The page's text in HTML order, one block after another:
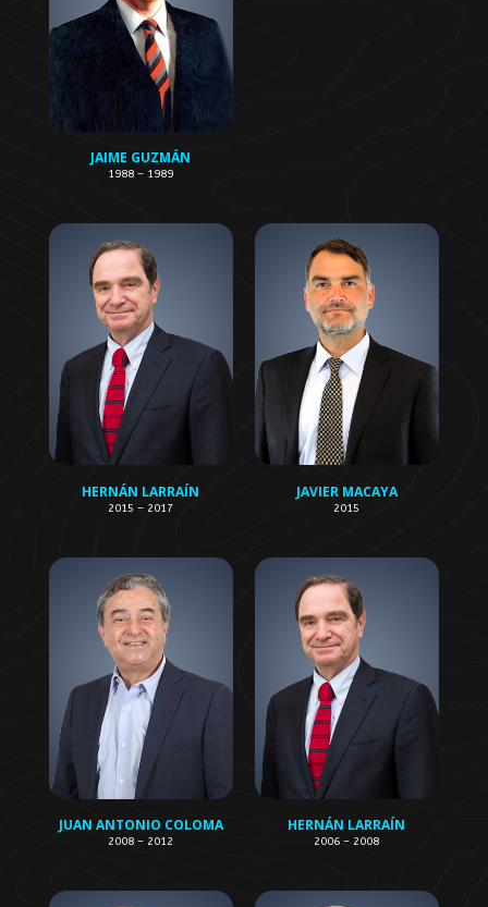
JAIME GUZMÁN
1988 – 1989
HERNÁN LARRAÍN
2015 – 2017
JUAN ANTONIO COLOMA
2008 – 2012
JAVIER MACAYA
2015
HERNÁN LARRAÍN
2006 – 2008